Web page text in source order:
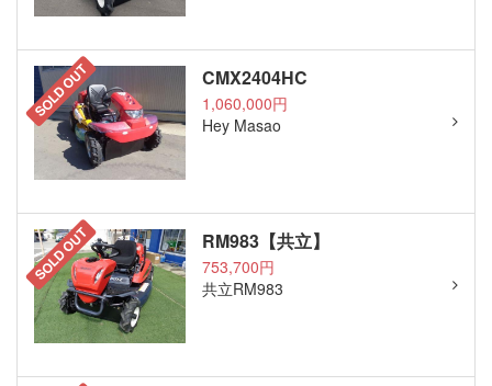
SOLD OUT CMX2404HC
1,060,000円
Hey Masao
SOLD OUT RM983【共立】
753,700円
共立RM983